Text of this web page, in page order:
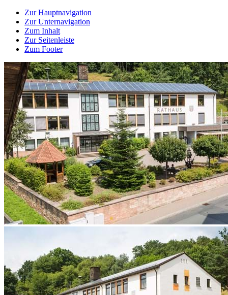
Zur Hauptnavigation
Zur Unternavigation
Zum Inhalt
Zur Seitenleiste
Zum Footer